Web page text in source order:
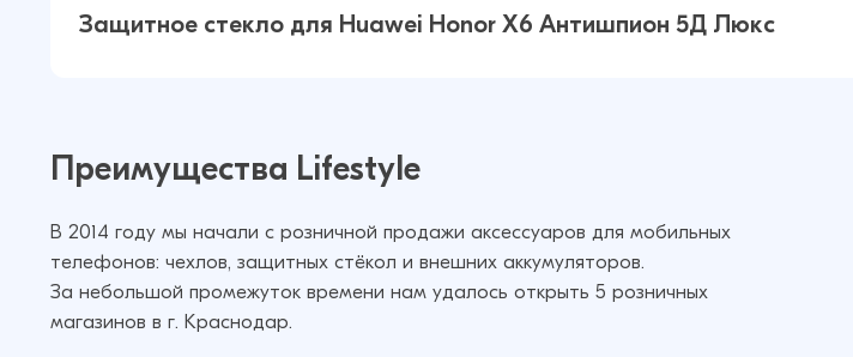
Антишпион 5Д Люкс (Черный)
38 ₽38 ₽
Защитное стекло для Huawei Honor X6 Антишпион 5Д Люкс
Антишпион 5Д Люкс (Черный)
Преимущества Lifestyle
В 2014 году мы начали с розничной продажи аксессуаров для мобильных
телефонов: чехлов, защитных стёкол и внешних аккумуляторов.
За небольшой промежуток времени нам удалось открыть 5 розничных
магазинов в г. Краснодар.